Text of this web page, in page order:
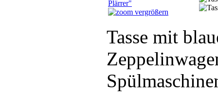
vergrößern
Tasse mit